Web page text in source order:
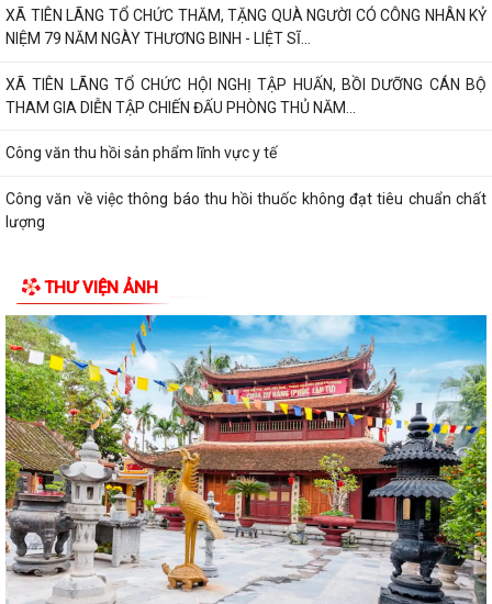
XÃ TIÊN LÃNG TỔ CHỨC THĂM, TẶNG QUÀ NGƯỜI CÓ CÔNG NHÂN KỶ
NIỆM 79 NĂM NGÀY THƯƠNG BINH - LIỆT SĨ...
XÃ TIÊN LÃNG TỔ CHỨC HỘI NGHỊ TẬP HUẤN, BỒI DƯỠNG CÁN BỘ
THAM GIA DIỄN TẬP CHIẾN ĐẤU PHÒNG THỦ NĂM...
Công văn thu hồi sản phẩm lĩnh vực y tế
Công văn về việc thông báo thu hồi thuốc không đạt tiêu chuẩn chất
lượng
lĩnh vực điện ảnh thuộc phạm...
Quyết định về việc ủy quyền thực hiện nhiệm vụ thuộc thẩm quyền của
Ủy ban nhân dân thành phố trong...
MỘT NĂM NHÌN LẠI TỪ KHỞI ĐẦU ĐẾN NHỮNG DẤU ẤN ĐẦU TIÊN
Kế hoạch bình đẳng giới năm 2026
Kế hoạch thực hiện chiến lược Quốc gia về bình đẳng giới
Hướng dẫn Cài đặt và sử dụng ứng dụng Công dân số Smart Hải
Phòng
THƯ VIỆN ẢNH